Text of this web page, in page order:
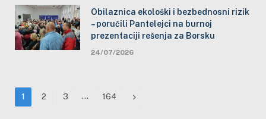
Obilaznica ekološki i bezbednosni rizik
– poručili Pantelejci na burnoj
prezentaciji rešenja za Borsku
24/07/2026
1 2 3 … 164 Next